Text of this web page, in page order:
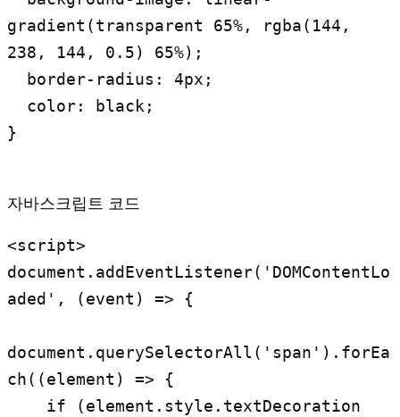
gradient(transparent 65%, rgba(144,
238, 144, 0.5) 65%);
}
자바스크립트 코드
<script>
document.addEventListener('DOMContentLo
aded', (event) => {
document.querySelectorAll('span').forEa
ch((element) => {